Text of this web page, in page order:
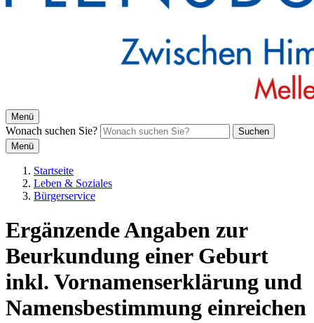
Menü
Wonach suchen Sie?
Suchen
Menü
Startseite
Leben & Soziales
Bürgerservice
Ergänzende Angaben zur
Beurkundung einer Geburt
inkl. Vornamenserklärung und
Namensbestimmung einreichen